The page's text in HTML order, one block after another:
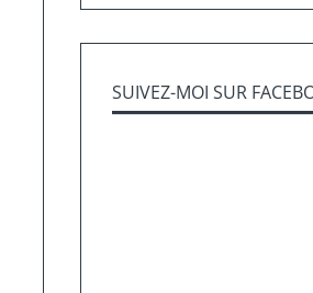
SUIVEZ-MOI SUR